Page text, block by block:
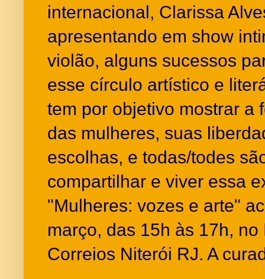
internacional, Clarissa
apresentando em show
violão, alguns sucessos
esse círculo artístico e
tem por objetivo mostrar a
das mulheres, suas
escolhas, e todas/todes
compartilhar e viver essa
"Mulheres: vozes e arte"
março, das 15h às 17h,
Correios Niterói RJ. A